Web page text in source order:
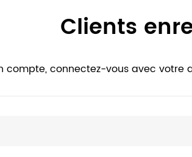
Clients
compte, connectez-vous avec votre